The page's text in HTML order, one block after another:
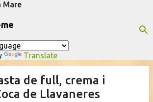
Mare
Translate
de full, crema i
de Llavaneres